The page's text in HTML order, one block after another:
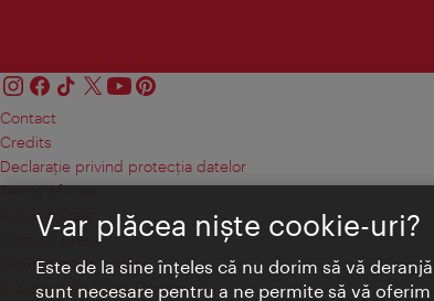
Contact
Credits
Declaraţie privind protecţia datelor
Terms of Use
Accesibilitate
Contact presa
Setări module cookie
© Copyright Wien Tourismus
V-ar plăcea nişte cookie-uri?
Este de la sine înţeles că nu dorim să vă
sunt necesare pentru a ne permite să vă